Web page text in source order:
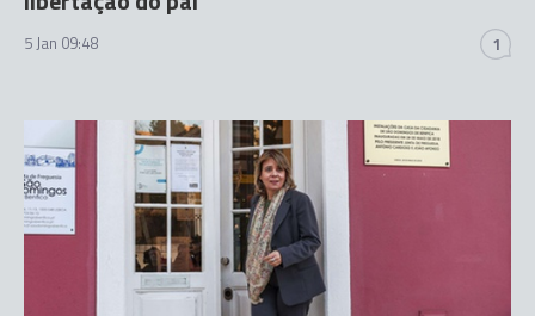
5 Jan 09:48 1